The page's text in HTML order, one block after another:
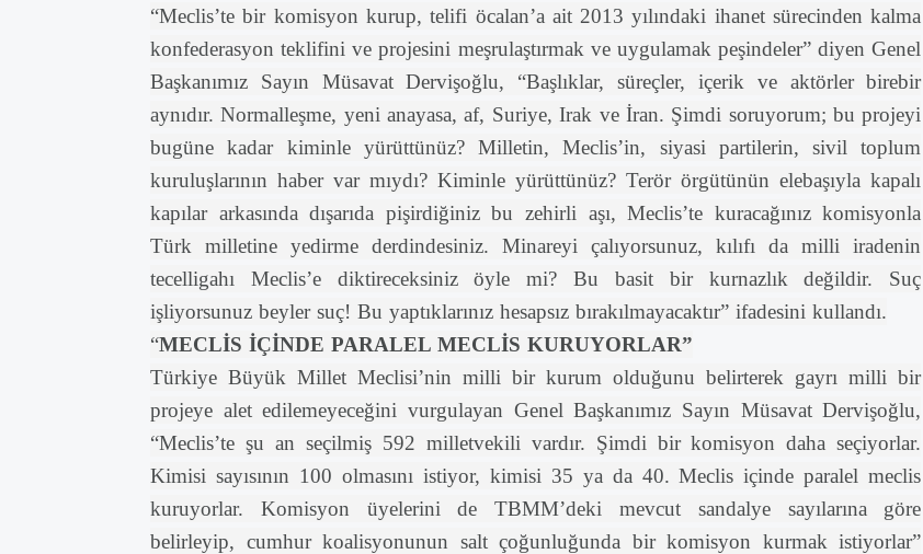
“Meclis’te bir komisyon kurup, telifi öcalan’a ait 2013 yılındaki ihanet sürecinden kalma
konfederasyon teklifini ve projesini meşrulaştırmak ve uygulamak peşindeler” diyen Genel
Başkanımız Sayın Müsavat Dervişoğlu, “Başlıklar, süreçler, içerik ve aktörler birebir
aynıdır. Normalleşme, yeni anayasa, af, Suriye, Irak ve İran. Şimdi soruyorum; bu projeyi
bugüne kadar kiminle yürüttünüz? Milletin, Meclis’in, siyasi partilerin, sivil toplum
kuruluşlarının haber var mıydı? Kiminle yürüttünüz? Terör örgütünün elebaşıyla kapalı
kapılar arkasında dışarıda pişirdiğiniz bu zehirli aşı, Meclis’te kuracağınız komisyonla
Türk milletine yedirme derdindesiniz. Minareyi çalıyorsunuz, kılıfı da milli iradenin
tecelligahı Meclis’e diktireceksiniz öyle mi? Bu basit bir kurnazlık değildir. Suç
işliyorsunuz beyler suç! Bu yaptıklarınız hesapsız bırakılmayacaktır” ifadesini kullandı.
“MECLİS İÇİNDE PARALEL MECLİS KURUYORLAR”
Türkiye Büyük Millet Meclisi’nin milli bir kurum olduğunu belirterek gayrı milli bir
projeye alet edilemeyeceğini vurgulayan Genel Başkanımız Sayın Müsavat Dervişoğlu,
“Meclis’te şu an seçilmiş 592 milletvekili vardır. Şimdi bir komisyon daha seçiyorlar.
Kimisi sayısının 100 olmasını istiyor, kimisi 35 ya da 40. Meclis içinde paralel meclis
kuruyorlar. Komisyon üyelerini de TBMM’deki mevcut sandalye sayılarına göre
belirleyip, cumhur koalisyonunun salt çoğunluğunda bir komisyon kurmak istiyorlar”